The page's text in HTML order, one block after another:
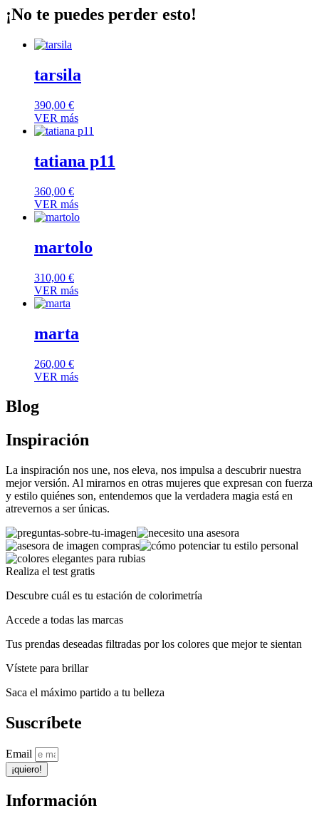
¡No te puedes perder esto!
tarsila
390,00 €
VER más
tatiana p11
360,00 €
VER más
martolo
310,00 €
VER más
marta
260,00 €
VER más
Blog
Inspiración
La inspiración nos une, nos eleva, nos impulsa a descubrir nuestra
mejor versión. Al mirarnos en otras mujeres que expresan con fuerza
y estilo quiénes son, entendemos que la verdadera magia está en
atrevernos a ser únicas.
Asesora de Imagen
Las 15 preguntas que
hacen sobre su imagen
(y casi nunca
verbalizan)
incluye y cómo
saber si la
necesitas
Asesora de Imagen
Asesora de imagen
online: cómo cambia tu
forma de comprar ropa
10 trucos para potenciar tu
estilo personal y sentirte
Colorimetría
Colores elegantes para
rubias: cuáles te
favorecen según tu
colorimetría
Realiza el test gratis
Descubre cuál es tu estación de colorimetría
Accede a todas las marcas
Tus prendas deseadas filtradas por los colores que mejor te sientan
Vístete para brillar
Saca el máximo partido a tu belleza
Suscríbete
Email
¡quiero!
Información